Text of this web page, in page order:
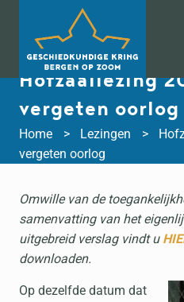
inhoud
Hofzaallezing
vergeten oorlog
Home Lezingen
vergeten oorlog
Omwille van de
samenvatting van het
uitgebreid verslag vindt u
downloaden.
Op dezelfde datum dat